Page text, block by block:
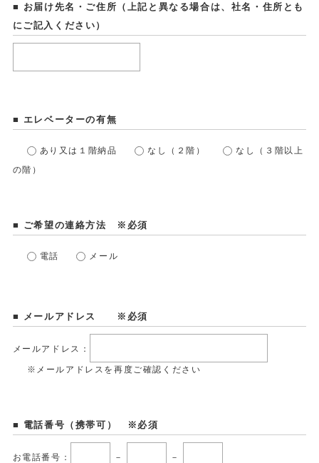
■ お届け先名・ご住所（上記と異なる場合は、社名・住所とも
にご記入ください）
■ エレベーターの有無
あり又は１階納品 なし（２階）
なし（３階以上
の階）
■ ご希望の連絡方法 ※必須
電話 メール
■ メールアドレス ※必須
メールアドレス：
※メールアドレスを再度ご確認ください
■ 電話番号（携帯可） ※必須
お電話番号： － －